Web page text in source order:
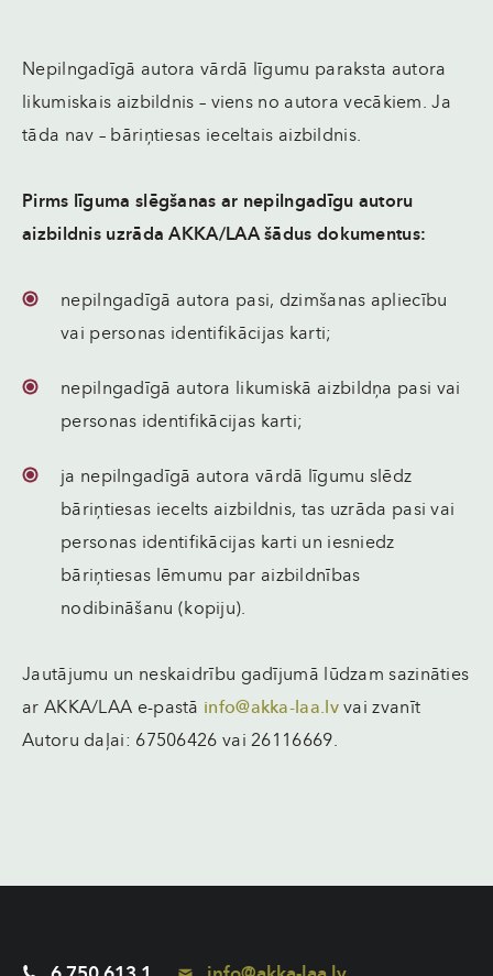
Nepilngadīgā autora vārdā līgumu paraksta autora
likumiskais aizbildnis – viens no autora vecākiem. Ja
tāda nav – bāriņtiesas ieceltais aizbildnis.
Pirms līguma slēgšanas ar nepilngadīgu autoru
aizbildnis uzrāda AKKA/LAA šādus dokumentus:
nepilngadīgā autora pasi, dzimšanas apliecību
vai personas identifikācijas karti;
nepilngadīgā autora likumiskā aizbildņa pasi vai
personas identifikācijas karti;
ja nepilngadīgā autora vārdā līgumu slēdz
bāriņtiesas iecelts aizbildnis, tas uzrāda pasi vai
personas identifikācijas karti un iesniedz
bāriņtiesas lēmumu par aizbildnības
nodibināšanu (kopiju).
Jautājumu un neskaidrību gadījumā lūdzam sazināties
ar AKKA/LAA e-pastā info@akka-laa.lvvai zvanīt
Autoru daļai: 67506426 vai 26116669.